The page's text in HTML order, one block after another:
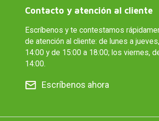
Contacto y atención al cliente
Escríbenos y te contestamos
de atención al cliente: de lunes a
14:00 y de 15:00 a 18:00; los viernes,
14:00.
Escríbenos ahora